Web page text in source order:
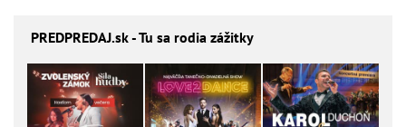
PREDPREDAJ.sk - Tu sa rodia zážitky